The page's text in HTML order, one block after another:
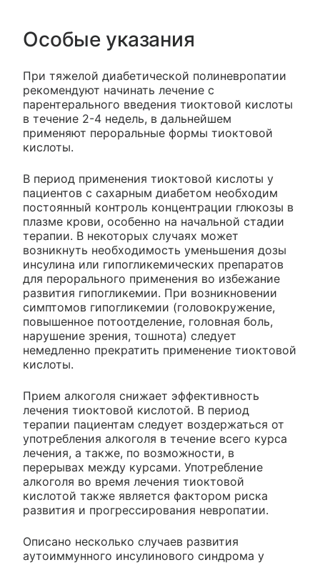
Особые указания
При тяжелой диабетической полиневропатии
рекомендуют начинать лечение с
парентерального введения тиоктовой кислоты
в течение 2-4 недель, в дальнейшем
применяют пероральные формы тиоктовой
кислоты.
В период применения тиоктовой кислоты у
пациентов с сахарным диабетом необходим
постоянный контроль концентрации глюкозы в
плазме крови, особенно на начальной стадии
терапии. В некоторых случаях может
возникнуть необходимость уменьшения дозы
инсулина или гипогликемических препаратов
для перорального применения во избежание
развития гипогликемии. При возникновении
симптомов гипогликемии (головокружение,
повышенное потоотделение, головная боль,
нарушение зрения, тошнота) следует
немедленно прекратить применение тиоктовой
кислоты.
Прием алкоголя снижает эффективность
лечения тиоктовой кислотой. В период
терапии пациентам следует воздержаться от
употребления алкоголя в течение всего курса
лечения, а также, по возможности, в
перерывах между курсами. Употребление
алкоголя во время лечения тиоктовой
кислотой также является фактором риска
развития и прогрессирования невропатии.
Описано несколько случаев развития
аутоиммунного инсулинового синдрома у